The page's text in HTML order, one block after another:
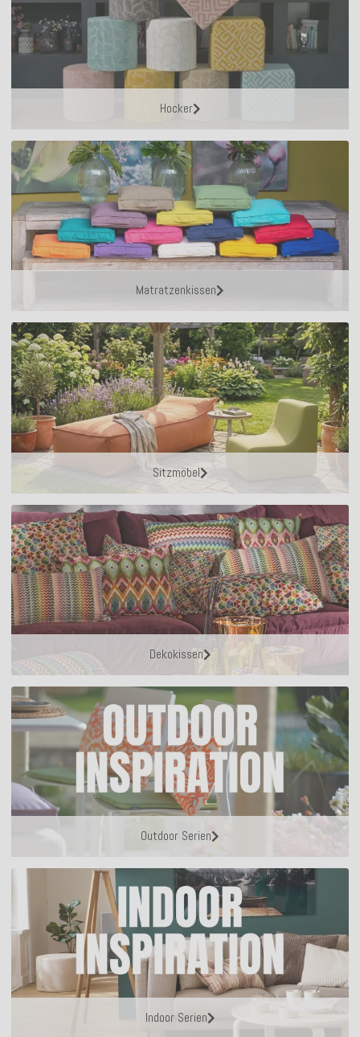
Hocker
Matratzenkissen
Sitzmöbel
Dekokissen
Outdoor Serien
Indoor Serien